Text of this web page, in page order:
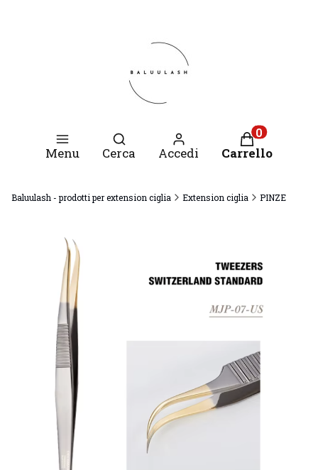
Menu
Apri motore di ricerca
Cerca Accedi
Prodotti nel
Carrello
Baluulash - prodotti per extension ciglia Extension ciglia PINZE